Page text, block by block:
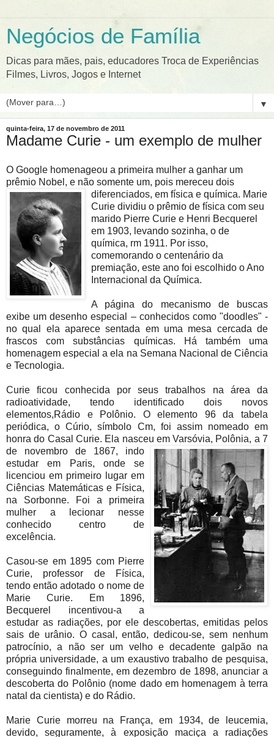
Negócios de Família
Dicas para mães, pais, educadores Troca de Experiências
Filmes, Livros, Jogos e Internet
▼
quinta-feira, 17 de novembro de 2011
Madame Curie - um exemplo de mulher
O Google homenageou a primeira mulher a ganhar um
prêmio Nobel, e não somente um, pois mereceu dois
diferenciados, em física e química. Marie
Curie dividiu o prêmio de física com seu
marido Pierre Curie e Henri Becquerel
em 1903, levando sozinha, o de
química, rm 1911. Por isso,
comemorando o centenário da
premiação, este ano foi escolhido o Ano
Internacional da Química.
A página do mecanismo de buscas
exibe um desenho especial – conhecidos como "doodles" -
no qual ela aparece sentada em uma mesa cercada de
frascos com substâncias químicas. Há também uma
homenagem especial a ela na Semana Nacional de Ciência
e Tecnologia.
Curie ficou conhecida por seus trabalhos na área da
radioatividade, tendo identificado dois novos
elementos,Rádio e Polônio. O elemento 96 da tabela
periódica, o Cúrio, símbolo Cm, foi assim nomeado em
honra do Casal Curie. Ela nasceu em Varsóvia, Polônia, a 7
de novembro de 1867, indo
estudar em Paris, onde se
licenciou em primeiro lugar em
Ciências Matemáticas e Física,
na Sorbonne. Foi a primeira
mulher a lecionar nesse
conhecido centro de
excelência.
Casou-se em 1895 com Pierre
Curie, professor de Física,
tendo então adotado o nome de
Marie Curie. Em 1896,
Becquerel incentivou-a a
estudar as radiações, por ele descobertas, emitidas pelos
sais de urânio. O casal, então, dedicou-se, sem nenhum
patrocínio, a não ser um velho e decadente galpão na
própria universidade, a um exaustivo trabalho de pesquisa,
conseguindo finalmente, em dezembro de 1898, anunciar a
descoberta do Polônio (nome dado em homenagem à terra
natal da cientista) e do Rádio.
Marie Curie morreu na França, em 1934, de leucemia,
devido, seguramente, à exposição maciça a radiações